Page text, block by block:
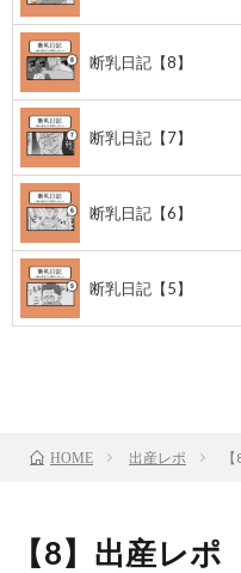
断乳日記【8】
断乳日記【7】
断乳日記【6】
断乳日記【5】
HOME 出産レポ
【8】出産レ